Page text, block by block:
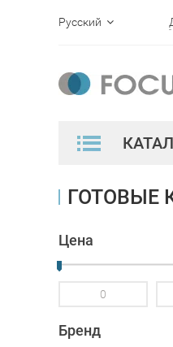
Русский
ГОТОВЫЕ
Цена
Бренд